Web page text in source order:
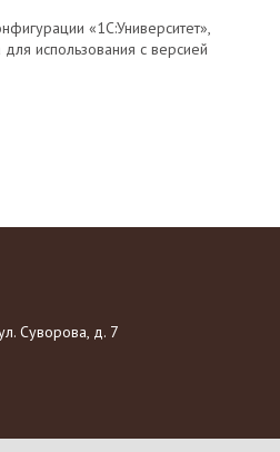
«1С:Университет»,
использования с версией
Суворова, д. 7